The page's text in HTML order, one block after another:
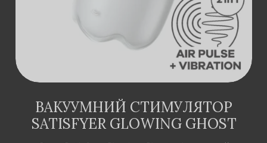
ВАКУУМНИЙ СТИМУЛЯТОР
SATISFYER GLOWING GHOST